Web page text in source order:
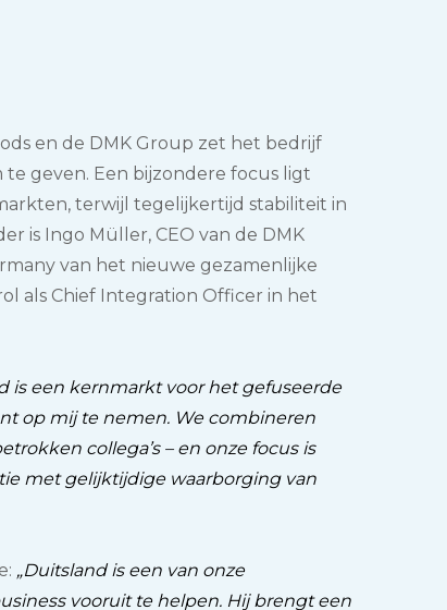
en de DMK Group zet het bedrijf
geven. Een bijzondere focus ligt
terwijl tegelijkertijd stabiliteit in
is Ingo Müller, CEO van de DMK
van het nieuwe gezamenlijke
als Chief Integration Officer in het
is een kernmarkt voor het gefuseerde
op mij te nemen. We combineren
collega’s – en onze focus is
met gelijktijdige waarborging van
„Duitsland is een van onze
vooruit te helpen. Hij brengt een